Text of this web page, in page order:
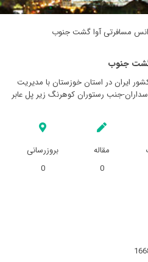
مسافرتی آوا گشت جنوب
گشت جنوب
ایران در استان خوزستان با مدیریت
جنب رستوران کوهرنگ زیر پل عابر
مقاله
0
بروزرسانی
0